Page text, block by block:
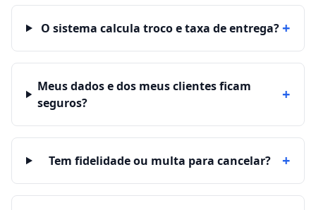
O sistema calcula troco e taxa de entrega?+
Meus dados e dos meus clientes ficam
seguros?
+
Tem fidelidade ou multa para cancelar? +